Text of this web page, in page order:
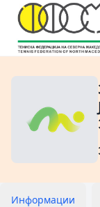
Информации